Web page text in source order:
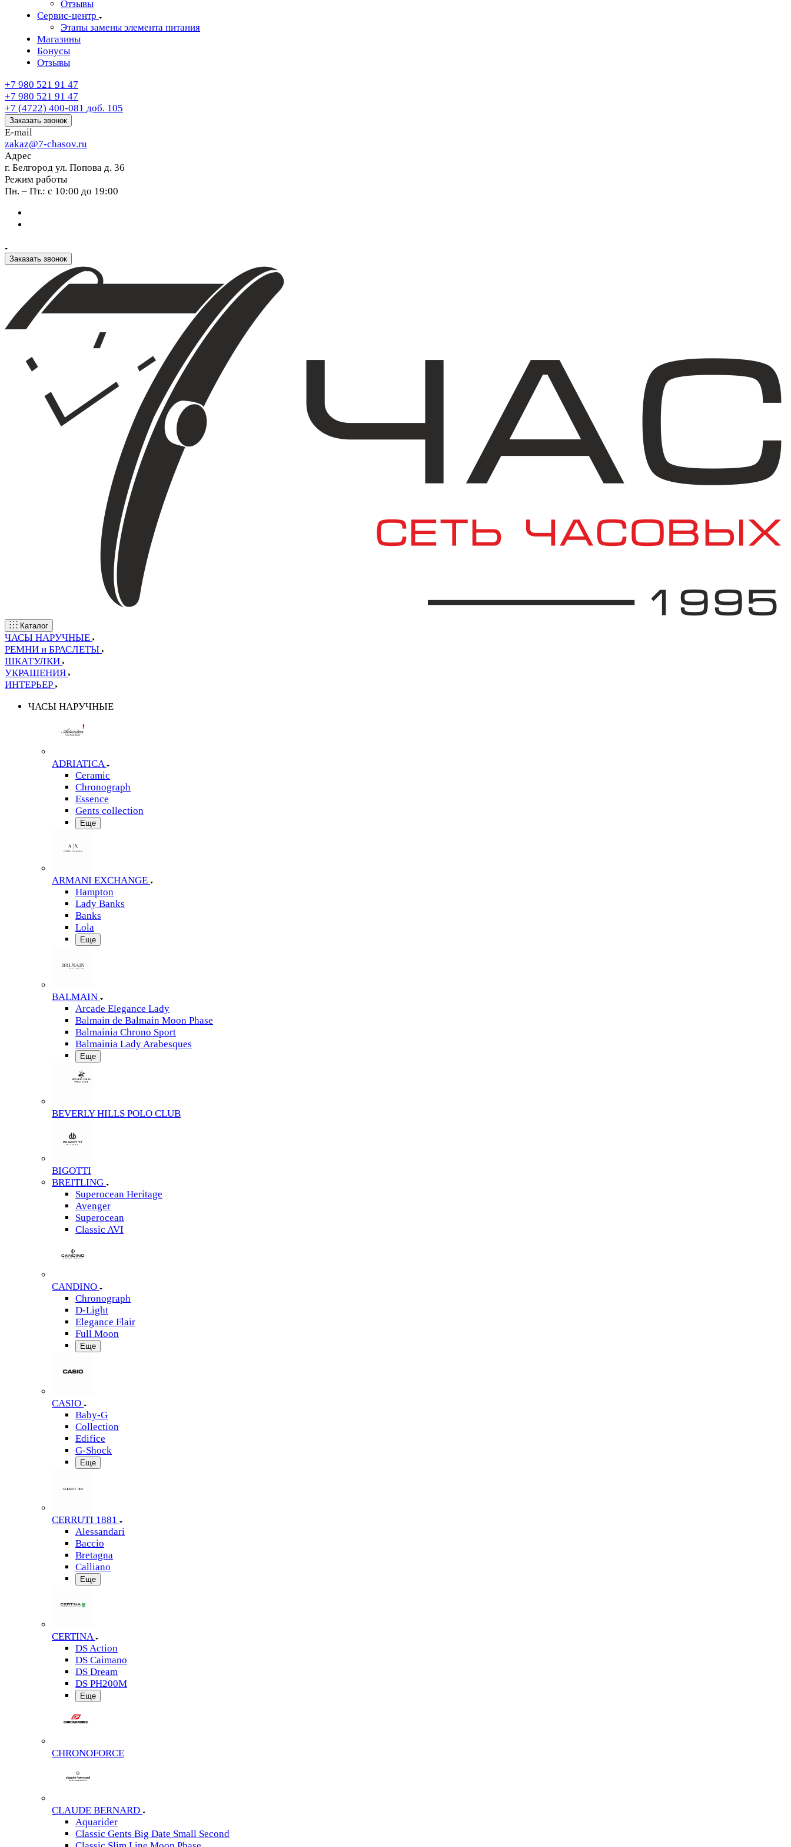
Отзывы
Сервис-центр
Этапы замены элемента питания
Магазины
Бонусы
Отзывы
+7 980 521 91 47
+7 980 521 91 47
+7 (4722) 400-081 доб. 105
Заказать звонок
E-mail
zakaz@7-chasov.ru
Адрес
г. Белгород ул. Попова д. 36
Режим работы
Пн. – Пт.: с 10:00 до 19:00
Заказать звонок
Каталог
ЧАСЫ НАРУЧНЫЕ
РЕМНИ и БРАСЛЕТЫ
ШКАТУЛКИ
УКРАШЕНИЯ
ИНТЕРЬЕР
ЧАСЫ НАРУЧНЫЕ
ADRIATICA
Ceramic
Chronograph
Essence
Gents collection
Еще
ARMANI EXCHANGE
Hampton
Lady Banks
Banks
Lola
Еще
BALMAIN
Arcade Elegance Lady
Balmain de Balmain Moon Phase
Balmainia Chrono Sport
Balmainia Lady Arabesques
Еще
BEVERLY HILLS POLO CLUB
BIGOTTI
BREITLING
Superocean Heritage
Avenger
Superocean
Classic AVI
CANDINO
Chronograph
D-Light
Elegance Flair
Full Moon
Еще
CASIO
Baby-G
Collection
Edifice
G-Shock
Еще
CERRUTI 1881
Alessandari
Baccio
Bretagna
Calliano
Еще
CERTINA
DS Action
DS Caimano
DS Dream
DS PH200M
Еще
CHRONOFORCE
CLAUDE BERNARD
Aquarider
Classic Gents Big Date Small Second